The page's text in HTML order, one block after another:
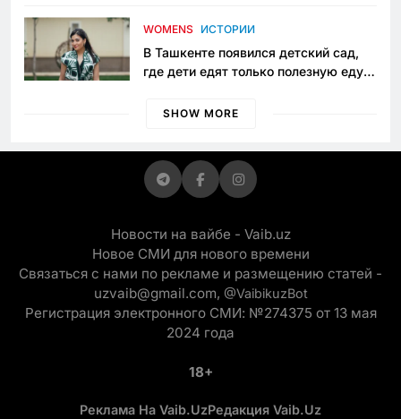
приговору
WOMENS ИСТОРИИ
В Ташкенте появился детский сад,
где дети едят только полезную еду.
просить «кашу без сахара»
SHOW MORE
Новости на вайбе - Vaib.uz
Новое СМИ для нового времени
Связаться с нами по рекламе и размещению статей -
uzvaib@gmail.com, @VaibikuzBot
Регистрация электронного СМИ: №274375 от 13 мая
2024 года
18+
Реклама На Vaib.uzРедакция Vaib.uz